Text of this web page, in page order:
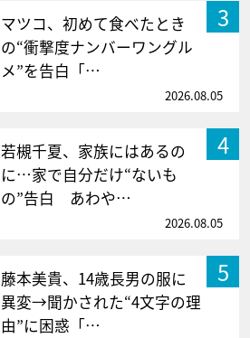
3
マツコ、初めて食べたとき
の“衝撃度ナンバーワングル
メ”を告白「…
2026.08.05
4
若槻千夏、家族にはあるの
に…家で自分だけ“ないも
の”告白 あわや…
2026.08.05
5
藤本美貴、14歳長男の服に
異変→聞かされた“4文字の理
由”に困惑「…